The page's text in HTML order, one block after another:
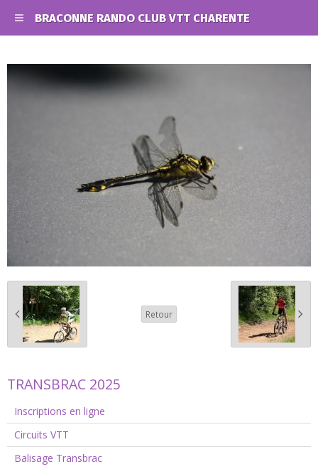
BRACONNE RANDO CLUB VTT CHARENTE
Retour
TRANSBRAC 2025
Inscriptions en ligne
Circuits VTT
Balisage Transbrac